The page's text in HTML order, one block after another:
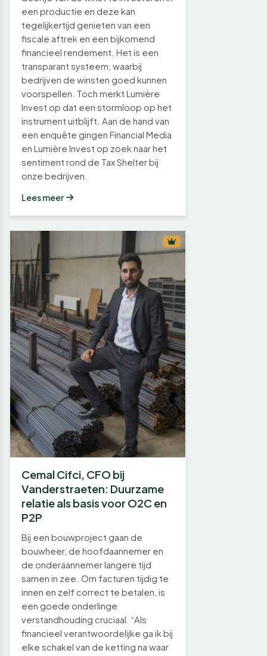
een productie en deze kan
tegelijkertijd genieten van een
fiscale aftrek en een bijkomend
financieel rendement. Het is een
transparant systeem, waarbij
bedrijven de winsten goed kunnen
voorspellen. Toch merkt Lumière
Invest op dat een stormloop op het
instrument uitblijft. Aan de hand van
een enquête gingen Financial Media
en Lumière Invest op zoek naar het
sentiment rond de Tax Shelter bij
onze bedrijven.
Lees meer
Cemal Cifci, CFO bij
Vanderstraeten: Duurzame
relatie als basis voor O2C en
P2P
Bij een bouwproject gaan de
bouwheer, de hoofdaannemer en
de onderaannemer langere tijd
samen in zee. Om facturen tijdig te
innen en zelf correct te betalen, is
een goede onderlinge
verstandhouding cruciaal. “Als
financieel verantwoordelijke ga ik bij
elke schakel van de ketting na waar